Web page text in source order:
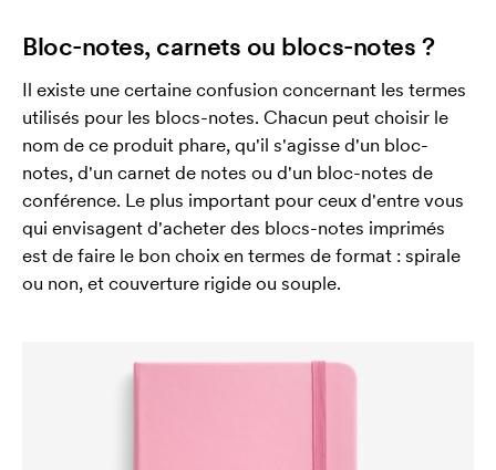
Bloc-notes, carnets ou blocs-notes ?
Il existe une certaine confusion concernant les termes
utilisés pour les blocs-notes. Chacun peut choisir le
nom de ce produit phare, qu'il s'agisse d'un bloc-
notes, d'un carnet de notes ou d'un bloc-notes de
conférence. Le plus important pour ceux d'entre vous
qui envisagent d'acheter des blocs-notes imprimés
est de faire le bon choix en termes de format : spirale
ou non, et couverture rigide ou souple.